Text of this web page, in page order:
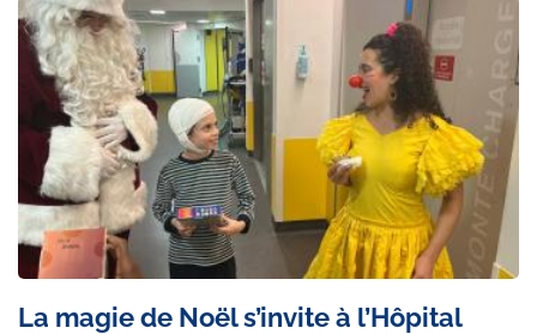
La magie de Noël s’invite à l’Hôpital